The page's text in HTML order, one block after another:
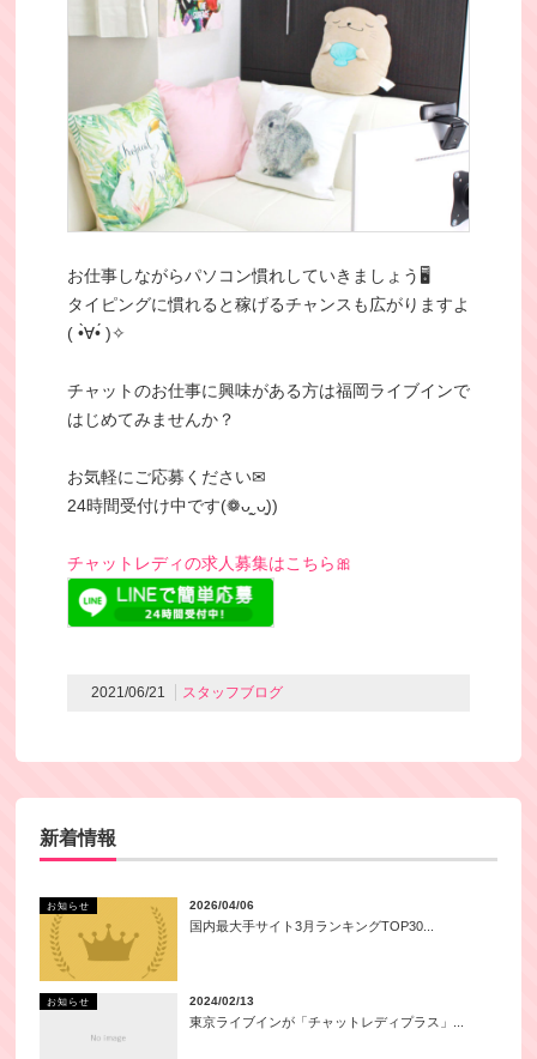
お仕事しながらパソコン慣れしていきましょう🖥
タイピングに慣れると稼げるチャンスも広がりますよ
( •̀∀•́ )✧
チャットのお仕事に興味がある方は福岡ライブインで
はじめてみませんか？
お気軽にご応募ください✉
24時間受付け中です(❁ᴗ͈ˬᴗ͈))
チャットレディの求人募集はこちら🎀
2021/06/21 スタッフブログ
新着情報
お知らせ 2026/04/06
国内最大手サイト3月ランキングTOP30...
お知らせ 2024/02/13
東京ライブインが「チャットレディプラス」...